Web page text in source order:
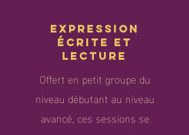
Expression
écrite et
lecture
Offert en petit groupe du
niveau débutant au niveau
avancé, ces sessions se